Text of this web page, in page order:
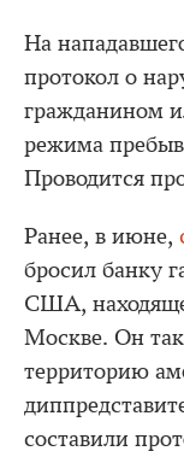
На
протокол о
гражданином
режима
Проводится
Ранее, в июне,
бросил банку
США,
Москве. Он
территорию
составили